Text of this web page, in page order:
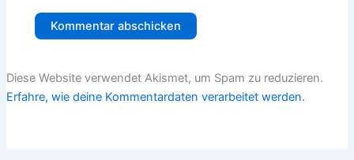
Diese Website verwendet Akismet, um Spam zu reduzieren.
Erfahre, wie deine Kommentardaten verarbeitet werden.